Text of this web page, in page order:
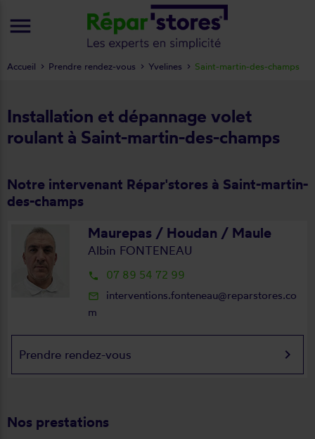
Installation et dépannage volet
roulant à Saint-martin-des-champs
Notre intervenant Répar'stores à Saint-martin-
des-champs
Maurepas / Houdan / Maule
Albin FONTENEAU
local_phone 07 89 54 72 99
mail_outline
interventions.fonteneau@reparstores.co
m
Prendre rendez-vous keyboard_arrow_right
Nos prestations
Accueil Prendre rendez-vous Yvelines Saint-martin-des-champs
menu